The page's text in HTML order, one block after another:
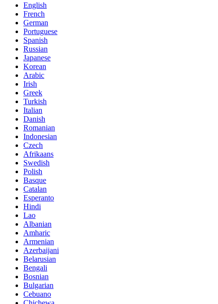
English
French
German
Portuguese
Spanish
Russian
Japanese
Korean
Arabic
Irish
Greek
Turkish
Italian
Danish
Romanian
Indonesian
Czech
Afrikaans
Swedish
Polish
Basque
Catalan
Esperanto
Hindi
Lao
Albanian
Amharic
Armenian
Azerbaijani
Belarusian
Bengali
Bosnian
Bulgarian
Cebuano